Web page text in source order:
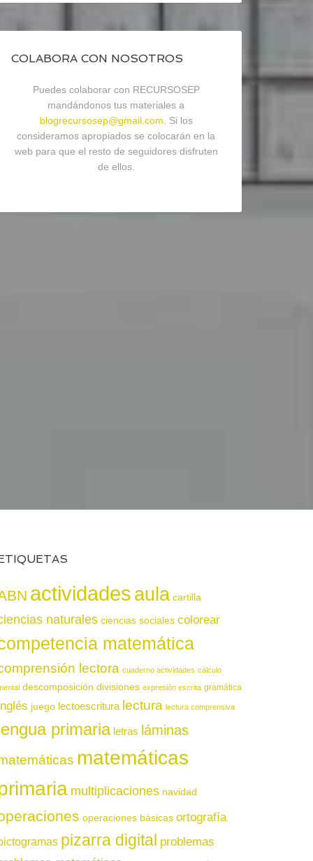
COLABORA CON NOSOTROS
Puedes colaborar con RECURSOSEP
mandándonos tus materiales a
blogrecursosep@gmail.com . Si los
consideramos apropiados se colocarán en la
web para que el resto de seguidores disfruten
de ellos.
actividadesaula cartilla
naturales ciencias sociales colorear
matemática
lectora cuaderno actividades cálculo
descomposición divisiones expresión escrita gramática
juego lectoescritura lectura lectura comprensiva
primaria letras láminas
matemáticas
multiplicaciones navidad
operaciones básicas ortografía
pizarra digital problemas